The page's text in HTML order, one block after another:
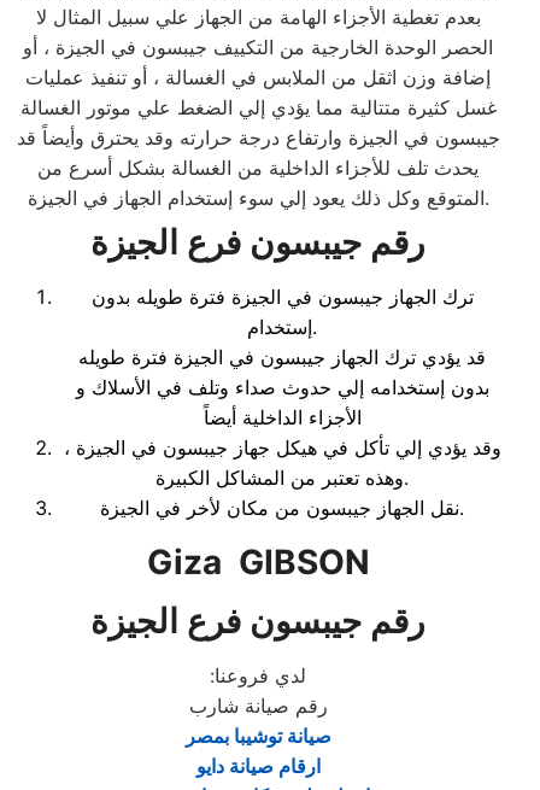
بعدم تغطية الأجزاء الهامة من الجهاز علي سبيل المثال لا
الحصر الوحدة الخارجية من التكييف جيبسون في الجيزة ، أو
إضافة وزن اثقل من الملابس في الغسالة ، أو تنفيذ عمليات
غسل كثيرة متتالية مما يؤدي إلي الضغط علي موتور الغسالة
جيبسون في الجيزة وارتفاع درجة حرارته وقد يحترق وأيضاً قد
يحدث تلف للأجزاء الداخلية من الغسالة بشكل أسرع من
المتوقع وكل ذلك يعود إلي سوء إستخدام الجهاز في الجيزة.
رقم جيبسون فرع الجيزة
ترك الجهاز جيبسون في الجيزة فترة طويله بدون
إستخدام.
قد يؤدي ترك الجهاز جيبسون في الجيزة فترة طويله
بدون إستخدامه إلي حدوث صداء وتلف في الأسلاك و
الأجزاء الداخلية أيضاً
، وقد يؤدي إلي تأكل في هيكل جهاز جيبسون في الجيزة
وهذه تعتبر من المشاكل الكبيرة.
نقل الجهاز جيبسون من مكان لأخر في الجيزة.
Giza GIBSON
رقم جيبسون فرع الجيزة
لدي فروعنا:
رقم صيانة شارب
صيانة توشيبا بمصر
ارقام صيانة دايو